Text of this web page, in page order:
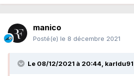
manico
Posté(e) le 8 décembre 2021
Le 08/12/2021 à 20:44, karldu91